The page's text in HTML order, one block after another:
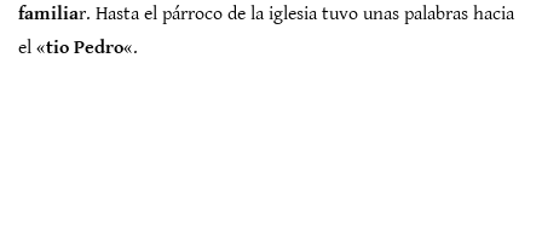
familiar. Hasta el párroco de la iglesia tuvo unas palabras hacia
el «tio Pedro«.